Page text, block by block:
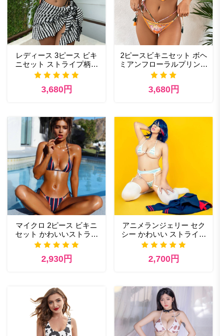
レディース 3ピース ビキ
ニセット ストライプ柄水
着 ホルターネック タイサ
ニとカバーアップ ビーチ
3,680円
2ピースビキニセット ボヘ
ミアンフローラルプリント
ビキニトップとタイサイド
3,680円
マイクロ 2ピース ビキニ
セット かわいいストライ
プ コスプレ ランジェリー
2,930円
アニメランジェリー セク
シー かわいい ストライプ
マイクロビキニ コスプレ
2,700円